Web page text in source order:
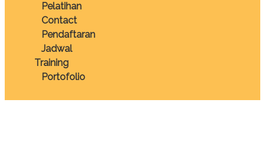
Pelatihan
Contact
Pendaftaran
Jadwal
Training
Portofolio